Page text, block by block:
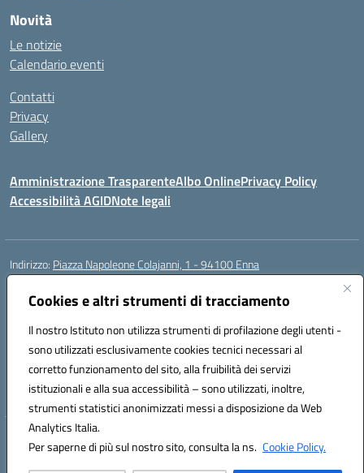
Cookies e altri strumenti di tracciamento
Il nostro Istituto non utilizza strumenti di profilazione degli utenti -
sono utilizzati esclusivamente cookies tecnici necessari al
corretto funzionamento del sito, alla fruibilità dei servizi
istituzionali e alla sua accessibilità – sono utilizzati, inoltre,
strumenti statistici anonimizzati messi a disposizione da Web
Analytics Italia.
Per saperne di più sul nostro sito, consulta la ns. Cookie Policy.
Novità
Le notizie
Calendario eventi
Contatti
Privacy
Gallery
Amministrazione TrasparenteAlbo OnlinePrivacy Policy
Accessibilità AGIDNote legali
Indirizzo: Piazza Napoleone Colajanni, 1 - 94100 Enna
Centralino:
Posta elettronica certificata (PEC):enic81500a@pec.istruzione.it
Codice fiscale: 91049500860
Codice meccanografico:enic81500a
Codice Indice delle Pubbliche Amministrazioni (IPA): istsc_enic81500a
Codice unico di fatturazione (CUF): UFIB1Z
Hosting & Powered by 3D Solution S.r.l.
Concept & Design by Designers Italia